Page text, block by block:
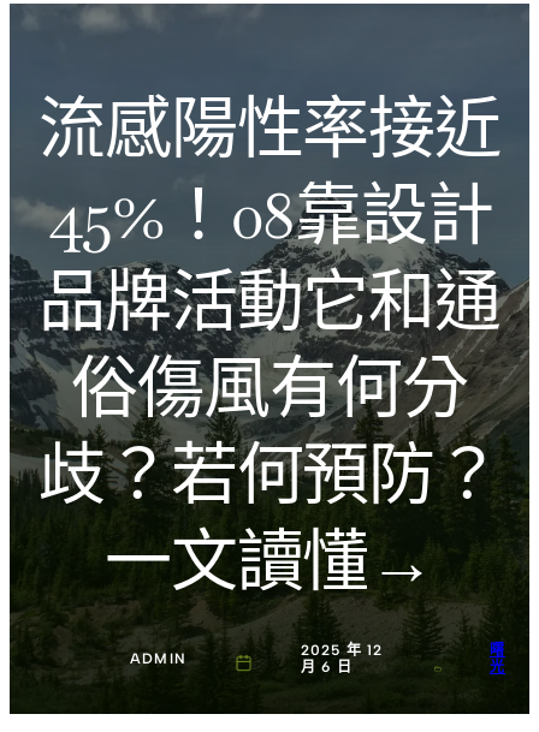
Introducing the Savara collection of luxury resorts
文化的激盪
流感陽性率接近
45%！08靠設計
品牌活動它和通
俗傷風有何分
歧？若何預防？
一文讀懂→
ADMIN
2025 年 12
月 6 日
曙
光